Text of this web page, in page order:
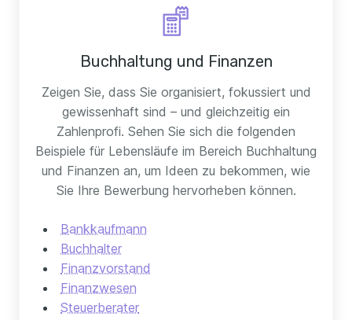
Buchhaltung und Finanzen
Zeigen Sie, dass Sie organisiert, fokussiert und
gewissenhaft sind – und gleichzeitig ein
Zahlenprofi. Sehen Sie sich die folgenden
Beispiele für Lebensläufe im Bereich Buchhaltung
und Finanzen an, um Ideen zu bekommen, wie
Sie Ihre Bewerbung hervorheben können.
Bankkaufmann
Buchhalter
Finanzvorstand
Finanzwesen
Steuerberater